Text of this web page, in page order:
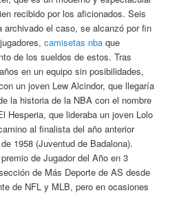
recibido por los aficionados. Seis
archivado el caso, se alcanzó por fin
camisetas nba que
de los sueldos de estos. Tras
en un equipo sin posibilidades,
un joven Lew Alcindor, que llegaría
la historia de la NBA con el nombre
Hesperia, que lideraba un joven Lolo
al finalista del año anterior
1958 (Juventud de Badalona).
de Jugador del Año en 3
de Más Deporte de AS desde
de NFL y MLB, pero en ocasiones